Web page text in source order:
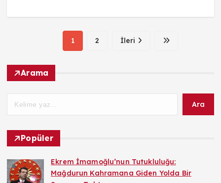
1 2 İleri
Arama
Ara
Popüler
Ekrem İmamoğlu’nun Tutukluluğu:
Mağdurun Kahramana Giden Yolda Bir